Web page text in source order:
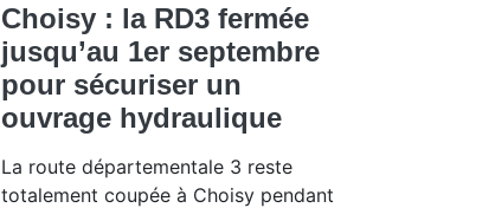
Choisy : la RD3 fermée
jusqu’au 1er septembre
pour sécuriser un
ouvrage hydraulique
La route départementale 3 reste
totalement coupée à Choisy pendant